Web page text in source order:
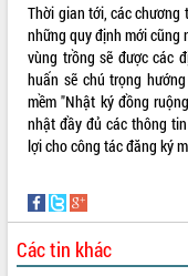
Tất cả: 66081701
Thời gian tới, các chương
những quy định mới cũng
vùng trồng sẽ được các
huấn sẽ chú trọng
mềm "Nhật ký đồng
nhật đầy đủ các thông
lợi cho công tác đăng ký
Các tin khác